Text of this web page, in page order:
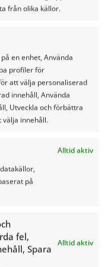
från olika källor.
en enhet, Använda
profiler för
att välja personaliserad
innehåll, Använda
Utveckla och förbättra
innehåll.
Alltid aktiv
på
fel,
Spara
Alltid aktiv
naartoe willen op
bij! We zijn een
van jou dat je met
komt. Je zult je
direct uitwerken
onze klanten of
je helpt bij
nou eens zo en zo
zo nog even een